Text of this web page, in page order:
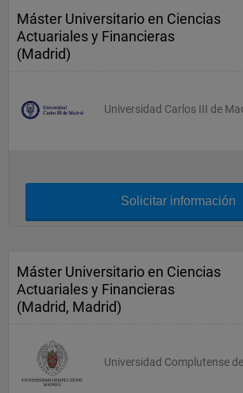
Máster Universitario en Ciencias
Actuariales y Financieras
(Madrid)
Universidad Carlos III de
Solicitar información
Máster Universitario en Ciencias
Actuariales y Financieras
(Madrid, Madrid)
Universidad Complutense